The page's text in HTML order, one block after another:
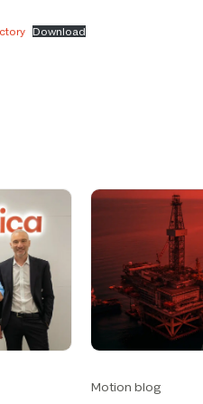
Download
Motion blog